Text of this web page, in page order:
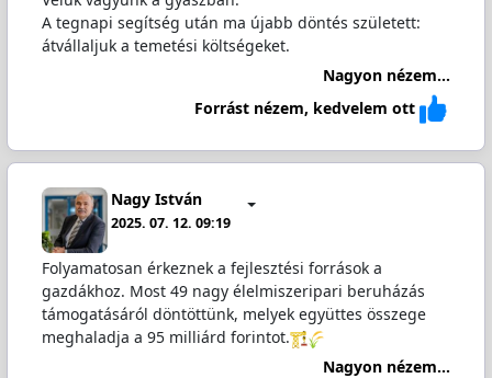
A tegnapi segítség után ma újabb döntés született:
átvállaljuk a temetési költségeket.
Nagyon nézem...
Forrást nézem, kedvelem ott
Nagy István
2025. 07. 12. 09:19
Folyamatosan érkeznek a fejlesztési források a
gazdákhoz. Most 49 nagy élelmiszeripari beruházás
támogatásáról döntöttünk, melyek együttes összege
meghaladja a 95 milliárd forintot.
Nagyon nézem...